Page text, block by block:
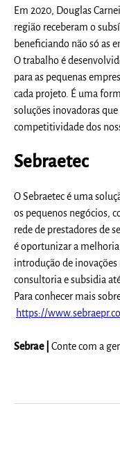
Em 2020, Douglas
região receberam o
beneficiando não só as
O trabalho é
para as pequenas
cada projeto. É uma
soluções inovadoras
competitividade dos
Sebraetec
O Sebraetec é uma
os pequenos negócios,
rede de prestadores de
é oportunizar a melhoria
introdução de inovações
consultoria e subsidia
Para conhecer mais
https://
Sebrae |Conte com a